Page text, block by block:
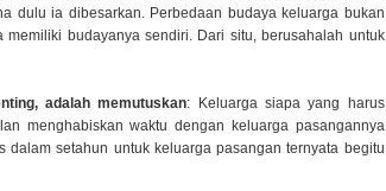
dulu ia dibesarkan. Perbedaan budaya keluarga bukan
budayanya sendiri. Dari situ, berusahalah untuk
adalah memutuskan: Keluarga siapa yang harus
menghabiskan waktu dengan keluarga pasangannya
setahun untuk keluarga pasangan ternyata begitu